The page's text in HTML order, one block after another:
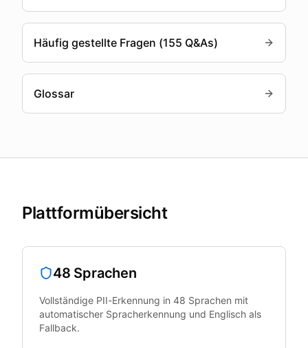
Häufig gestellte Fragen (155 Q&As)
Glossar
Plattformübersicht
48 Sprachen
Vollständige PII-Erkennung in 48 Sprachen mit
automatischer Spracherkennung und Englisch als
Fallback.